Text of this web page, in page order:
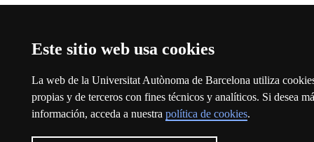
Este sitio web usa cookies
La web de la Universitat Autònoma de Barcelona utiliza
propias y de terceros con fines técnicos y analíticos. Si desea
información, acceda a nuestra política de cookies.